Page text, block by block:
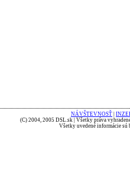
NÁVŠTEVNOSŤ
(C) 2004, 2005 DSL.sk | Všetky práva
Všetky uvedené informácie sú